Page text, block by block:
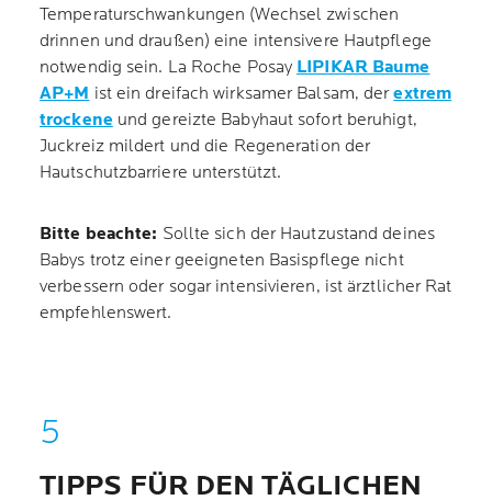
Temperaturschwankungen (Wechsel zwischen
drinnen und draußen) eine intensivere Hautpflege
notwendig sein. La Roche Posay LIPIKAR Baume
AP+M ist ein dreifach wirksamer Balsam, derextrem
trockene und gereizte Babyhaut sofort beruhigt,
Juckreiz mildert und die Regeneration der
Hautschutzbarriere unterstützt.
Bitte beachte: Sollte sich der Hautzustand deines
Babys trotz einer geeigneten Basispflege nicht
verbessern oder sogar intensivieren, ist ärztlicher Rat
empfehlenswert.
TIPPS FÜR DEN TÄGLICHEN